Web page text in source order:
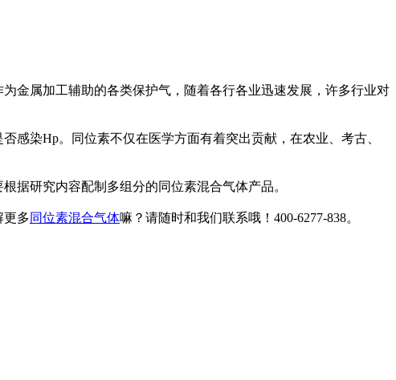
金属加工辅助的各类保护气，随着各行各业迅速发展，许多行业对
感染Hp。同位素不仅在医学方面有着突出贡献，在农业、考古、
据研究内容配制多组分的同位素混合气体产品。
更多同位素混合气体嘛？请随时和我们联系哦！400-6277-838。